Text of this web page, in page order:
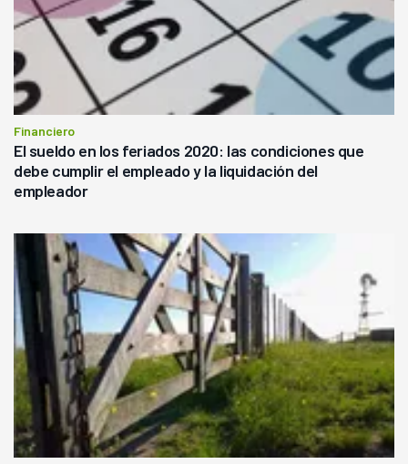
Financiero
El sueldo en los feriados 2020: las condiciones que
debe cumplir el empleado y la liquidación del
empleador